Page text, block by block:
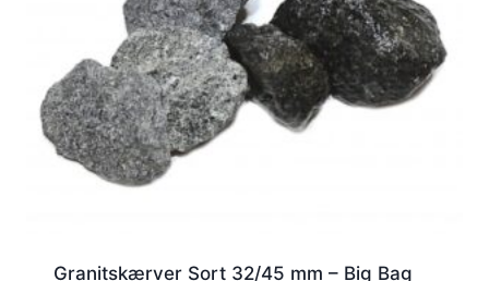
Granitskærver Sort 32/45 mm – Big Bag